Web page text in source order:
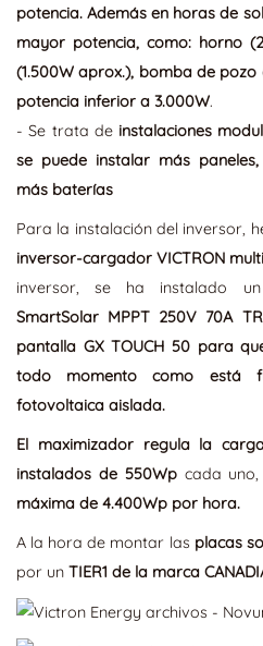
potencia. Además en horas de
mayor potencia, como: horno
(1.500W aprox.), bomba de pozo
potencia inferior a 3.000W.
- Se trata de instalaciones
se puede instalar más
más baterías
Para la instalación del inversor,
inversor-cargador VICTRON
inversor, se ha instalado
SmartSolar MPPT 250V 70A
pantalla GX TOUCH 50 para
todo momento como está
fotovoltaica aislada.
El maximizador regula la
instalados de 550Wpcada uno,
máxima de 4.400Wp por hora.
A la hora de montar las placas
por un TIER1 de la marca